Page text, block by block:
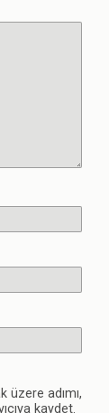
üzere adımı,
kaydet.